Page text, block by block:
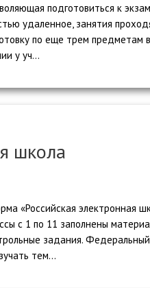
подготовиться к
удаленное, занятия
по еще трем предметам
у уч...
школа
«Российская
с 1 по 11 заполнены
задания.
тем...